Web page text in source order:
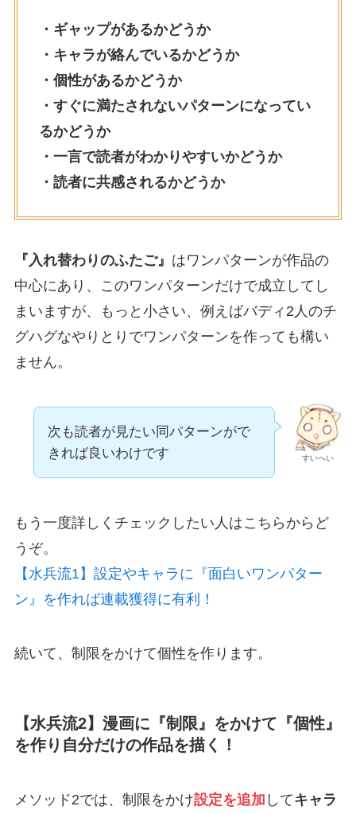
・ギャップがあるかどうか
・キャラが絡んでいるかどうか
・個性があるかどうか
・すぐに満たされないパターンになってい
るかどうか
・一言で読者がわかりやすいかどうか
・読者に共感されるかどうか
『入れ替わりのふたご』 はワンパターンが作品の
中心にあり、このワンパターンだけで成立してし
まいますが、もっと小さい、例えばバディ2人のチ
グハグなやりとりでワンパターンを作っても構い
ません。
すいへい
次も読者が見たい同パターンがで
きれば良いわけです
もう一度詳しくチェックしたい人はこちらからど
うぞ。
【水兵流1】設定やキャラに『面白いワンパター
ン』を作れば連載獲得に有利！
続いて、制限をかけて個性を作ります。
【水兵流2】漫画に『制限』をかけて『個性』
を作り自分だけの作品を描く！
メソッド2では、制限をかけ設定を追加 してキャラ